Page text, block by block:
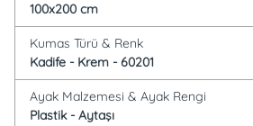
100x200 cm
Kumas Türü & Renk
Kadife - Krem - 60201
Ayak Malzemesi & Ayak Rengi
Plastik - Aytaşı